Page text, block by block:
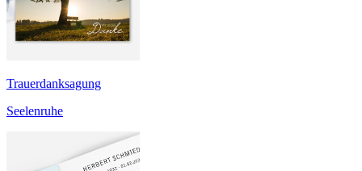
Trauerdanksagung
Seelenruhe